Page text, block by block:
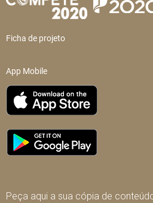
Ficha de projeto
App Mobile
Peça aqui a sua cópia de